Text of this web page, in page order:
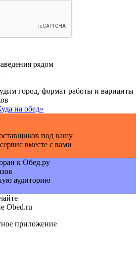
рядом
город, формат работы и варианты
на обед»
под вашу
вместе с вами
к Обед.ру
аудиторию
Obed.ru
приложение